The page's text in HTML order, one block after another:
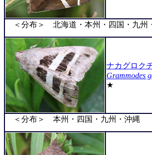
＜分布＞ 北海道・本州・四国・九州
ナカグロク
Grammodes
★
＜分布＞ 本州・四国・九州・沖縄